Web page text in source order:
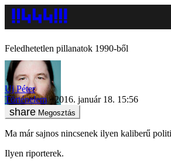
Feledhetetlen pillanatok 1990-ből
Uj Péter
Történelem
2016. január 18. 15:56
Megosztás
Ma már sajnos nincsenek ilyen kaliberű
Ilyen riporterek.